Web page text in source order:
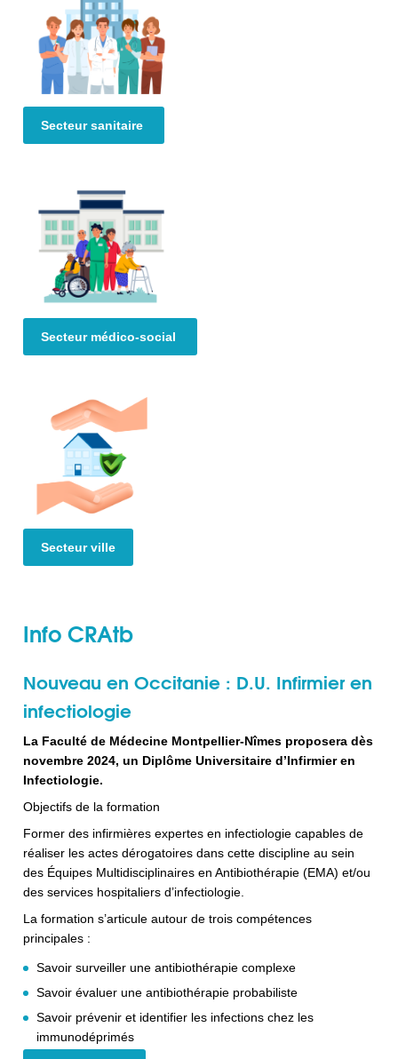
Secteur sanitaire
Secteur médico-social
Secteur ville
Info CRAtb
Nouveau en Occitanie : D.U. Infirmier en
infectiologie
La Faculté de Médecine Montpellier-Nîmes proposera dès
novembre 2024, un Diplôme Universitaire d’Infirmier en
Infectiologie.
Objectifs de la formation
Former des infirmières expertes en infectiologie capables de
réaliser les actes dérogatoires dans cette discipline au sein
des Équipes Multidisciplinaires en Antibiothérapie (EMA) et/ou
des services hospitaliers d’infectiologie.
La formation s’articule autour de trois compétences
principales :
Savoir surveiller une antibiothérapie complexe
Savoir évaluer une antibiothérapie probabiliste
Savoir prévenir et identifier les infections chez les
immunodéprimés